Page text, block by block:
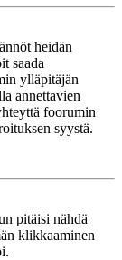
heidän
saada
ylläpitäjän
annettavien
foorumin
syystä.
pitäisi nähdä
klikkaaminen